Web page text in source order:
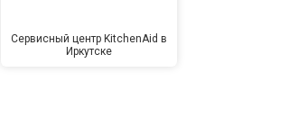
Сервисный центр KitchenAid в
Иркутске